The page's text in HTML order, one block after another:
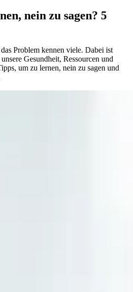
nein zu sagen? 5
Problem kennen viele. Dabei ist
Gesundheit, Ressourcen und
um zu lernen, nein zu sagen und